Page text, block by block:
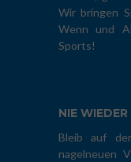
Wir bringen
Wenn und
Sports!
NIE
Bleib auf
nagelneuen